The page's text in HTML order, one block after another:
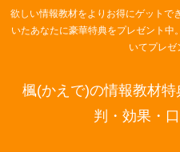
欲しい情報教材をよりお得にゲットで
いたあなたに豪華特典をプレゼント
いてプレゼ
楓(かえで)の情報教材
判・効果・